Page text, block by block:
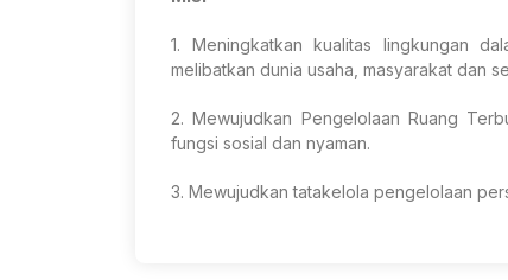
1. Meningkatkan kualitas lingkungan
melibatkan dunia usaha, masyarakat dan
2. Mewujudkan Pengelolaan Ruang
fungsi sosial dan nyaman.
3. Mewujudkan tatakelola pengelolaan